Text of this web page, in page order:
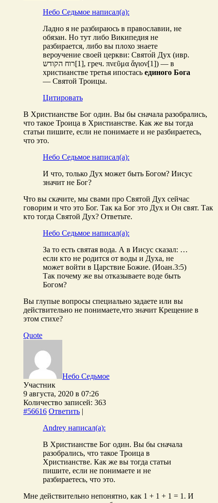
Небо Седьмое написал(а):
Ладно я не разбираюсь в православии, не
обязан. Но тут либо Википедия не
разбирается, либо вы плохо знаете
вероучение своей церкви: Свято́й Дух (ивр.
‏רוח הקודש‏‎[1], греч. πνεῦμα ἅγιον[1]) — в
христианстве третья ипостась единого Бога
— Святой Троицы.
Цитировать
В Христианстве Бог один. Вы бы сначала разобрались,
что такое Троица в Христианстве. Как же вы тогда
статьи пишите, если не понимаете и не разбираетесь,
что это.
Небо Седьмое написал(а):
И что, только Дух может быть Богом? Иисус
значит не Бог?
Что вы скачите, мы свами про Святой Дух сейчас
говорим и что это Бог. Так ка Бог это Дух и Он свят. Так
кто тогда Святой Дух? Ответьте.
Небо Седьмое написал(а):
За то есть святая вода. А в Иисус сказал: …
если кто не родится от воды и Духа, не
может войти в Царствие Божие. (Иоан.3:5)
Так почему же вы отказываете воде быть
Богом?
Вы глупые вопросы специально задаете или вы
действительно не понимаете,что значит Крещение в
этом стихе?
Quote
Небо Седьмое
Участник
9 августа, 2020 в 07:26
Количество записей: 363
#56616 Ответить |
Andrey написал(а):
В Христианстве Бог один. Вы бы сначала
разобрались, что такое Троица в
Христианстве. Как же вы тогда статьи
пишите, если не понимаете и не
разбираетесь, что это.
Мне действительно непонятно, как 1 + 1 + 1 = 1. И